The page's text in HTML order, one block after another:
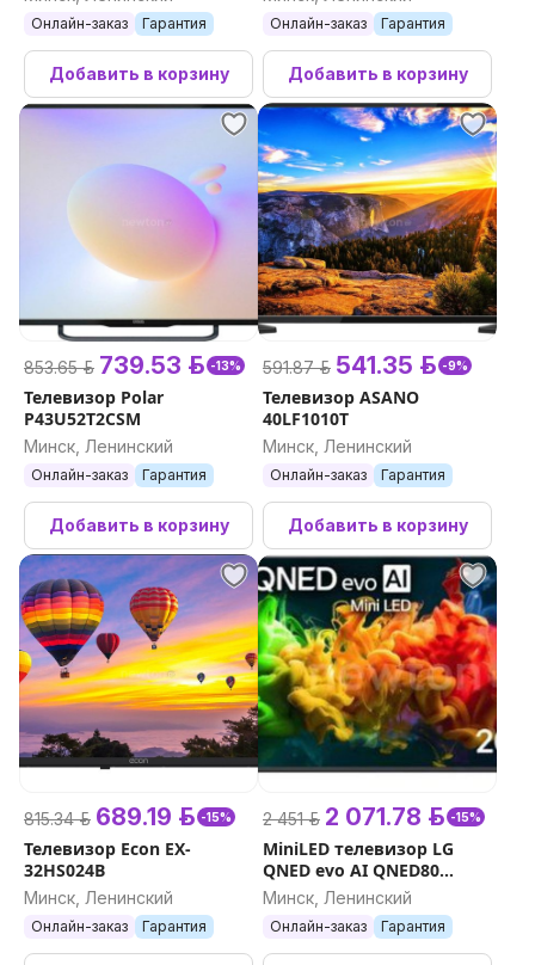
Онлайн-заказ Гарантия
Добавить в корзину
Онлайн-заказ Гарантия
Добавить в корзину
853.65 р. 739.53 р. -13%
Телевизор Polar
P43U52T2CSM
Минск, Ленинский
Онлайн-заказ Гарантия
Добавить в корзину
591.87 р. 541.35 р. -9%
Телевизор ASANO
40LF1010T
Минск, Ленинский
Онлайн-заказ Гарантия
Добавить в корзину
815.34 р. 689.19 р. -15%
Телевизор Econ EX-
32HS024B
Минск, Ленинский
Онлайн-заказ Гарантия
2 451 р. 2 071.78 р. -15%
MiniLED телевизор LG
QNED evo AI QNED80
55QNED80B6B
Минск, Ленинский
Онлайн-заказ Гарантия